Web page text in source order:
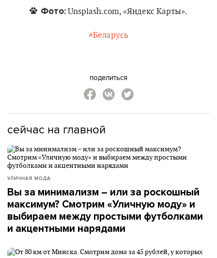
Фото: Unsplash.com, «Яндекс Карты».
#Беларусь
поделиться
сейчас на главной
УЛИЧНАЯ МОДА
Вы за минимализм – или за роскошный
максимум? Смотрим «Уличную моду» и
выбираем между простыми футболками
и акцентными нарядами